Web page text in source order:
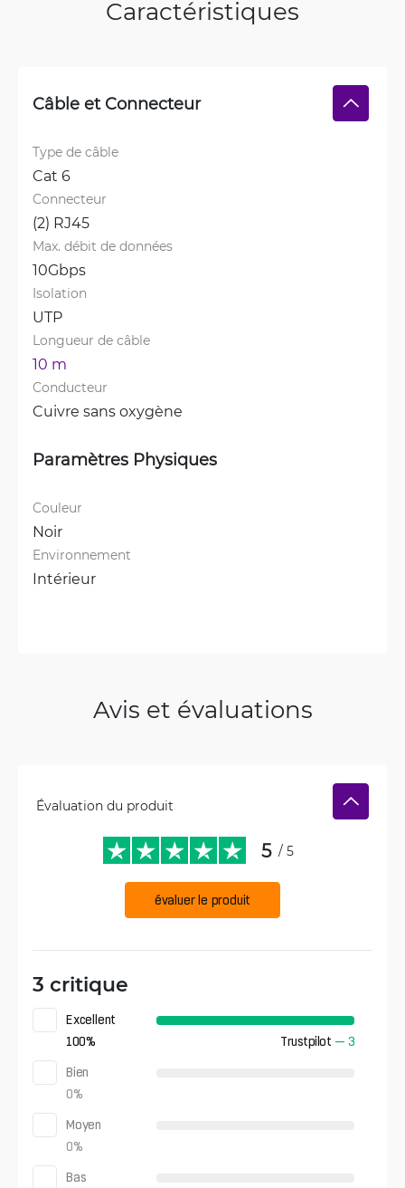
Caractéristiques
Câble et Connecteur
Type de câble
Cat 6
Connecteur
(2) RJ45
Max. débit de données
10Gbps
Isolation
UTP
Longueur de câble
10 m
Conducteur
Cuivre sans oxygène
Paramètres Physiques
Couleur
Noir
Environnement
Intérieur
Avis et évaluations
Évaluation du produit
5 / 5
évaluer le produit
3 critique
Excellent
100% Trustpilot — 3
Bien
0%
Moyen
0%
Bas